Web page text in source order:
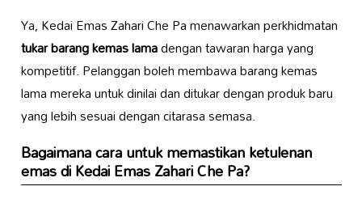
Ya, Kedai Emas Zahari Che Pa menawarkan perkhidmatan
tukar barang kemas lamadengan tawaran harga yang
kompetitif. Pelanggan boleh membawa barang kemas
lama mereka untuk dinilai dan ditukar dengan produk baru
yang lebih sesuai dengan citarasa semasa.
Bagaimana cara untuk memastikan ketulenan
emas di Kedai Emas Zahari Che Pa?